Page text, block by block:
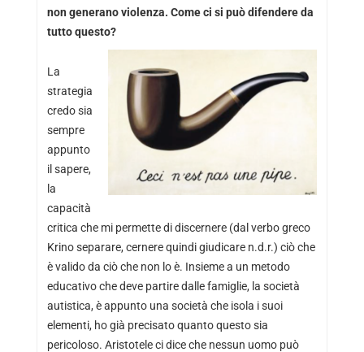
non generano violenza. Come ci si può difendere da
tutto questo?
La
strategia
credo sia
sempre
appunto
il sapere,
la
capacità
critica che mi permette di discernere (dal verbo greco
Krino separare, cernere quindi giudicare n.d.r.) ciò che
è valido da ciò che non lo è. Insieme a un metodo
educativo che deve partire dalle famiglie, la società
autistica, è appunto una società che isola i suoi
elementi, ho già precisato quanto questo sia
pericoloso. Aristotele ci dice che nessun uomo può